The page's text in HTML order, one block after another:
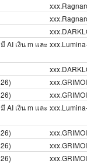
AI เงิน m และ
AI เงิน m และ